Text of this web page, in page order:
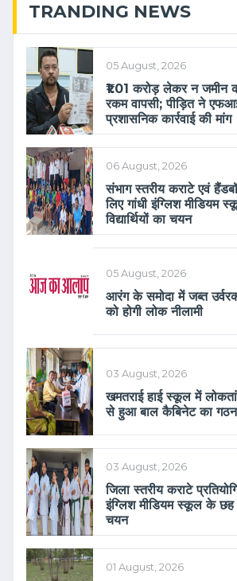
TRANDING NEWS
05 August, 2026
₹1.01 करोड़ लेकर न जमीन
रकम वापसी; पीड़ित ने
प्रशासनिक कार्रवाई की मांग
06 August, 2026
संभाग स्तरीय कराटे एवं
लिए गांधी इंग्लिश मीडियम
विद्यार्थियों का चयन
05 August, 2026
आरंग के समोदा में जब्त
को होगी लोक नीलामी
03 August, 2026
खमतराई हाई स्कूल में
से हुआ बाल कैबिनेट का गठन
03 August, 2026
जिला स्तरीय कराटे
इंग्लिश मीडियम स्कूल के छह
चयन
01 August, 2026